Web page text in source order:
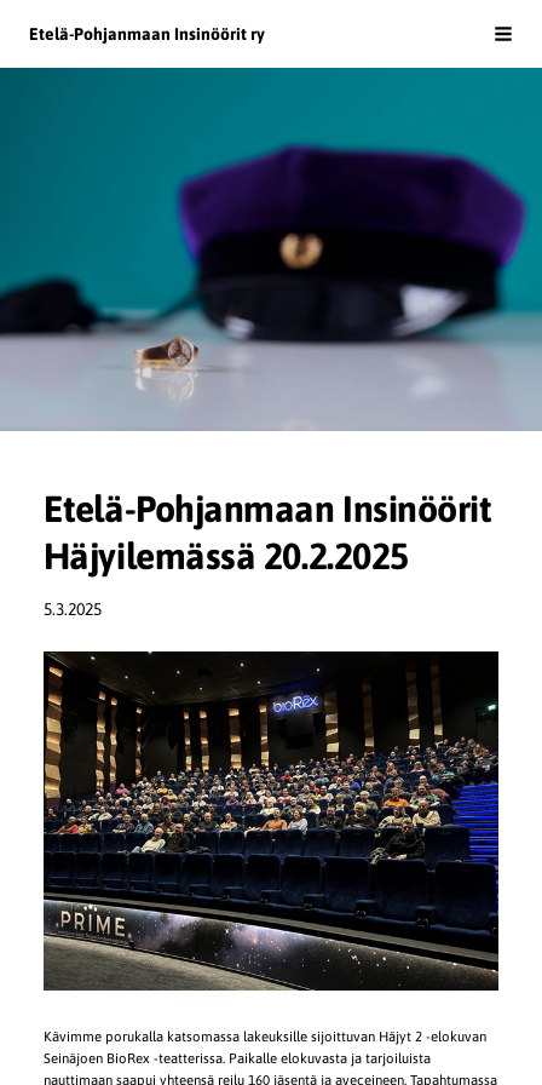
sivun
sisältöön
Etelä-Pohjanmaan Insinöörit ry
Etelä-Pohjanmaan Insinöörit
Häjyilemässä 20.2.2025
5.3.2025
Kävimme porukalla katsomassa lakeuksille sijoittuvan Häjyt 2 -elokuvan
Seinäjoen BioRex -teatterissa. Paikalle elokuvasta ja tarjoiluista
nauttimaan saapui yhteensä reilu 160 jäsentä ja aveceineen. Tapahtumassa